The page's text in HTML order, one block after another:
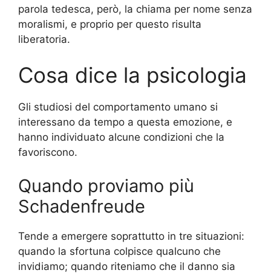
parola tedesca, però, la chiama per nome senza
moralismi, e proprio per questo risulta
liberatoria.
Cosa dice la psicologia
Gli studiosi del comportamento umano si
interessano da tempo a questa emozione, e
hanno individuato alcune condizioni che la
favoriscono.
Quando proviamo più
Schadenfreude
Tende a emergere soprattutto in tre situazioni:
quando la sfortuna colpisce qualcuno che
invidiamo; quando riteniamo che il danno sia